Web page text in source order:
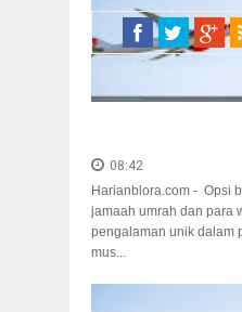
08:42
Harianblora.com - Opsi
jamaah umrah dan para
pengalaman unik dalam
mus...